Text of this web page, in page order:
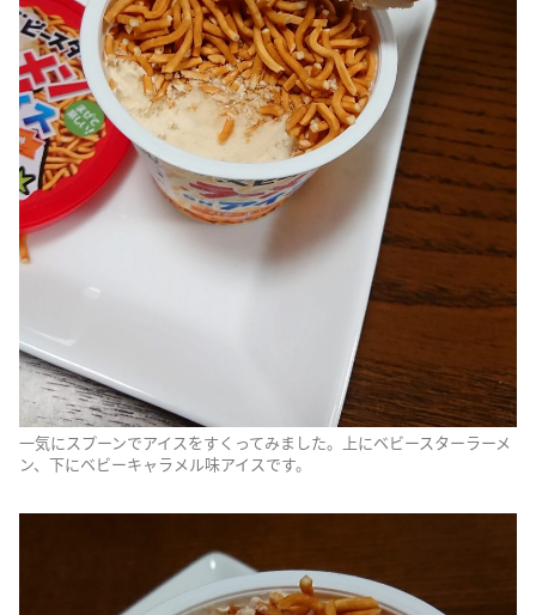
一気にスプーンでアイスをすくってみました。上にベビースターラーメ
ン、下にベビーキャラメル味アイスです。